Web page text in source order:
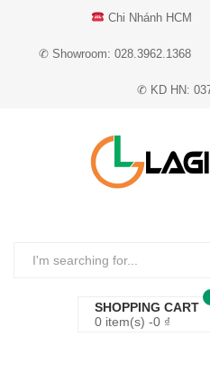
Chi Nhánh HCM
✆ Showroom: 028.3962.1368
✆ KD HN:
SHOPPING CART
0 item(s) -0 ₫